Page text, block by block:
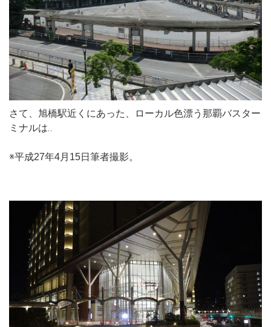
さて、旭橋駅近くにあった、ローカル色漂う那覇バスター
ミナルは‥
※平成27年4月15日筆者撮影。